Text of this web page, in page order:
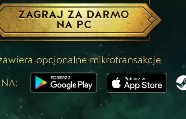
ZAGRAJ ZA DARMO
NA PC
opcjonalne mikrotransakcje